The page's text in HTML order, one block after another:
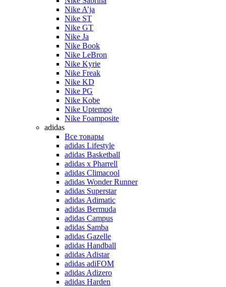
Nike A’ja
Nike ST
Nike GT
Nike Ja
Nike Book
Nike LeBron
Nike Kyrie
Nike Freak
Nike KD
Nike PG
Nike Kobe
Nike Uptempo
Nike Foamposite
adidas
Все товары
adidas Lifestyle
adidas Basketball
adidas x Pharrell
adidas Climacool
adidas Wonder Runner
adidas Superstar
adidas Adimatic
adidas Bermuda
adidas Campus
adidas Samba
adidas Gazelle
adidas Handball
adidas Adistar
adidas adiFOM
adidas Adizero
adidas Harden